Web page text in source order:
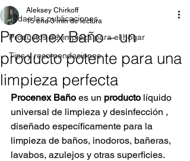
Todas las publicaciones
Productos de limpieza para el hogar
Tips y recomendaciones
Procenex Baño – un
producto potente para una
limpieza perfecta
Aleksey Chirkoff
15 ene 3 min de lectura
Procenex Baño es un producto líquido
universal de limpieza y desinfección ,
diseñado específicamente para la
limpieza de baños, inodoros, bañeras,
lavabos, azulejos y otras superficies.